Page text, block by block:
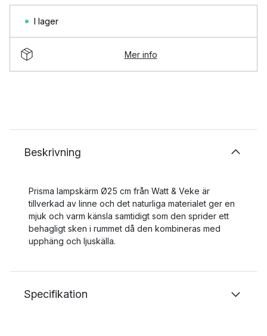
I lager
Mer info
Beskrivning
Prisma lampskärm Ø25 cm från Watt & Veke är
tillverkad av linne och det naturliga materialet ger en
mjuk och varm känsla samtidigt som den sprider ett
behagligt sken i rummet då den kombineras med
upphäng och ljuskälla.
Specifikation